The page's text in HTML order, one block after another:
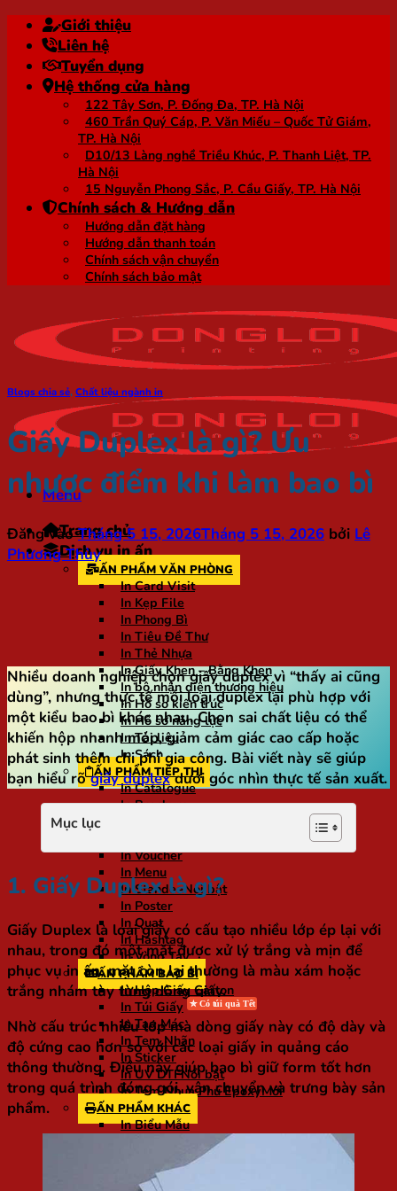
qua
nội
dung
Giới thiệu
Liên hệ
Tuyển dụng
Hệ thống cửa hàng
122 Tây Sơn, P. Đống Đa, TP. Hà Nội
460 Trần Quý Cáp, P. Văn Miếu – Quốc Tử Giám,
TP. Hà Nội
D10/13 Làng nghề Triều Khúc, P. Thanh Liệt, TP.
Hà Nội
15 Nguyễn Phong Sắc, P. Cầu Giấy, TP. Hà Nội
Chính sách & Hướng dẫn
Hướng dẫn đặt hàng
Hướng dẫn thanh toán
Chính sách vận chuyển
Chính sách bảo mật
Menu
Trang chủ
Dịch vụ in ấn
ẤN PHẨM VĂN PHÒNG
In Card Visit
In Kẹp File
In Phong Bì
In Tiêu Đề Thư
In Thẻ Nhựa
In Giấy Khen – Bằng Khen
In bộ nhận diện thương hiệu
In Hồ sơ kiến trúc
In Hồ sơ năng lực
In Tài liệu
In Sách
ẤN PHẨM TIẾP THỊ
In Catalogue
In Brochure
In Voucher
In Menu
In Standee
In Poster
In Quạt
In Hashtag
In Vòng Tay
ẤN PHẨM BAO BÌ
In Hộp Giấy Carton
In Túi Giấy
In Tag Mác
In Tem Nhãn
In Sticker
In UV DTF
In Tem Nhựa Phủ Epoxy
ẤN PHẨM KHÁC
In Biểu Mẫu
In Lịch
Blogs chia sẻ, Chất liệu ngành in
Giấy Duplex là gì? Ưu
nhược điểm khi làm bao bì
Đăng vàoTháng 5 15, 2026Tháng 5 15, 2026 bởi Lê
Phương Thùy
Nhiều doanh nghiệp chọn giấy duplex vì “thấy ai cũng
dùng”, nhưng thực tế mỗi loại duplex lại phù hợp với
một kiểu bao bì khác nhau. Chọn sai chất liệu có thể
khiến hộp nhanh móp, giảm cảm giác cao cấp hoặc
phát sinh thêm chi phí gia công. Bài viết này sẽ giúp
bạn hiểu rõgiấy duplexdưới góc nhìn thực tế sản xuất.
Mục lục
1. Giấy Duplex là gì?
Giấy Duplex là loại giấy có cấu tạo nhiều lớp ép lại với
nhau, trong đó một mặt được xử lý trắng và mịn để
phục vụ in ấn, mặt còn lại thường là màu xám hoặc
trắng nhám tùy từng dòng giấy.
Nhờ cấu trúc nhiều lớp mà dòng giấy này có độ dày và
độ cứng cao hơn so với các loại giấy in quảng cáo
thông thường. Điều này giúp bao bì giữ form tốt hơn
trong quá trình đóng gói, vận chuyển và trưng bày sản
phẩm.